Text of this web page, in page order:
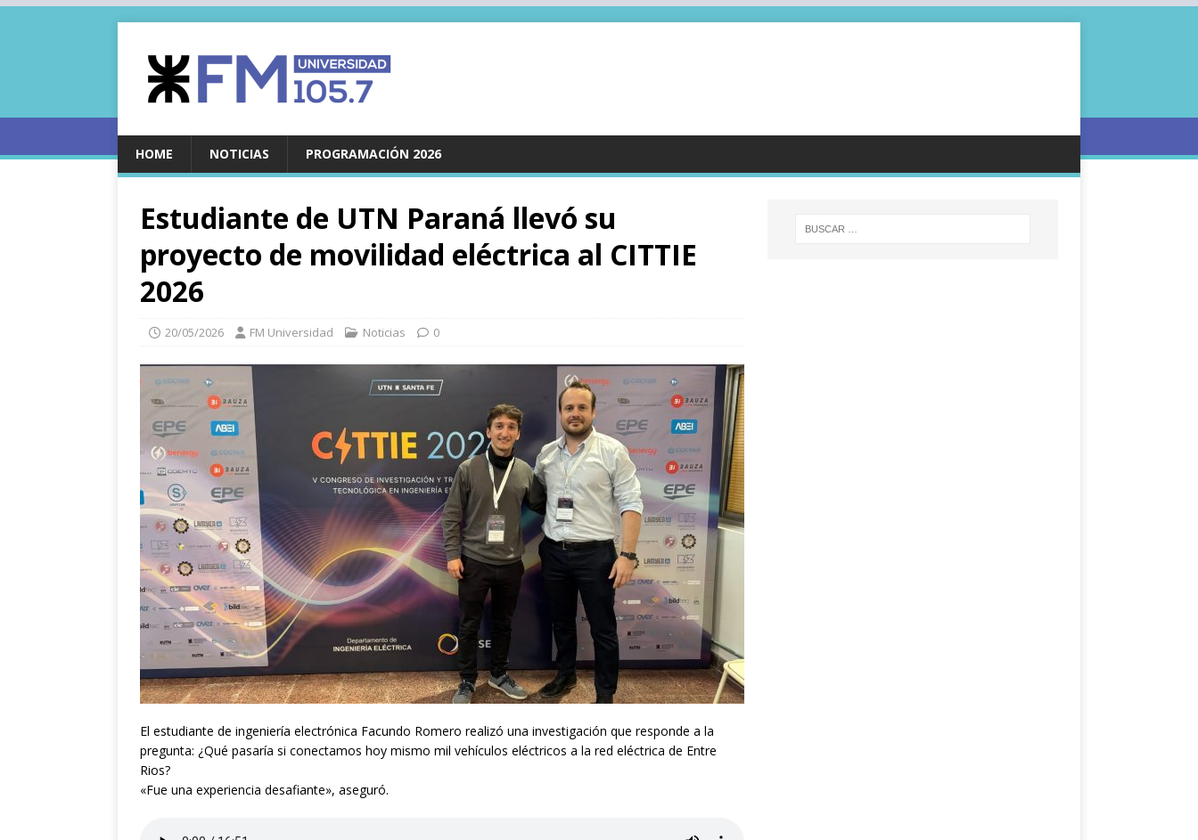
HOME NOTICIAS PROGRAMACIÓN 2026
Estudiante de UTN Paraná llevó su
proyecto de movilidad eléctrica al CITTIE
2026
20/05/2026 FM Universidad Noticias 0
El estudiante de ingeniería electrónica Facundo Romero realizó una investigación que responde a la
pregunta: ¿Qué pasaría si conectamos hoy mismo mil vehículos eléctricos a la red eléctrica de Entre
Rios?
«Fue una experiencia desafiante», aseguró.